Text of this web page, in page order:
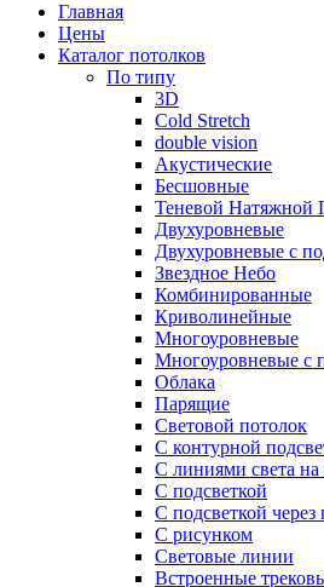
Главная
Цены
Каталог потолков
По типу
3D
Cold Stretch
double vision
Акустические
Бесшовные
Теневой Натяжной
Двухуровневые
Двухуровневые с
Звездное Небо
Комбинированные
Криволинейные
Многоуровневые
Многоуровневые с
Облака
Парящие
Световой потолок
С контурной
С линиями света на
С подсветкой
С подсветкой через
С рисунком
Световые линии
Встроенные